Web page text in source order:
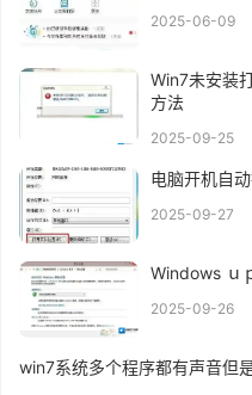
2025-06-09
Win7未安装
方法
2025-09-25
电脑开机自
2025-09-27
Windows ｕ
2025-09-26
win7系统多个程序都有声音但